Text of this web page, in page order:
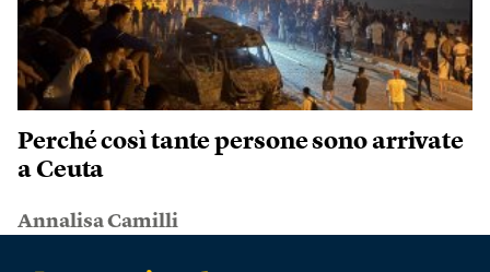
Perché così tante persone sono arrivate
a Ceuta
Annalisa Camilli